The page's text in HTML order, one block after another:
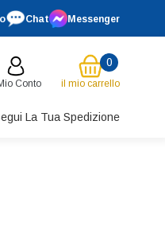
Chat Messenger
Mio Conto
0
il mio carrello
La Tua Spedizione